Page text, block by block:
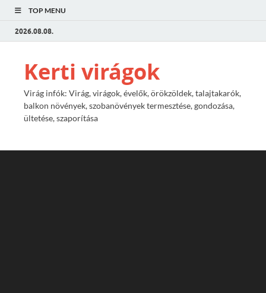
TOP MENU
2026.08.08.
Kerti virágok
Virág infók: Virág, virágok, évelők, örökzöldek, talajtakarók,
balkon növények, szobanövények termesztése, gondozása,
ültetése, szaporítása